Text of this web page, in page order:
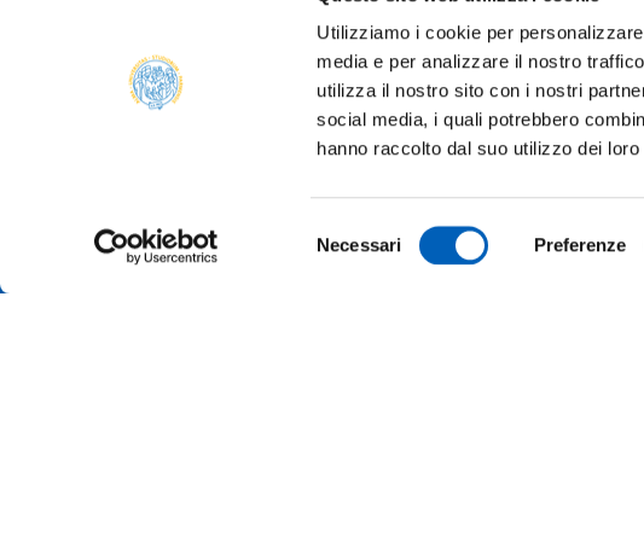
Utilizziamo i cookie per
media e per analizzare il nostro
utilizza il nostro sito con i nostri
social media, i quali potrebbero
hanno raccolto dal suo utilizzo dei
del
Necessari Preferenze